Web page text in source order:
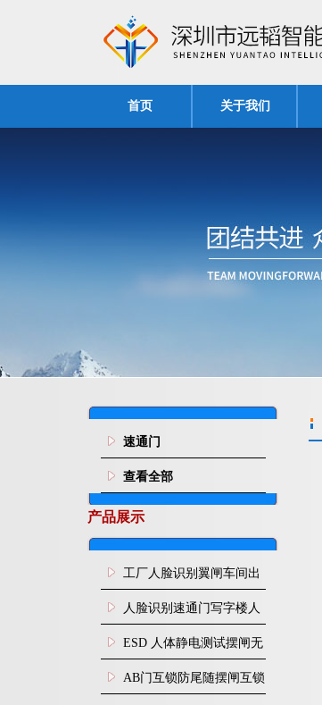
首页 关于我们
速通门
查看全部
产品展示
工厂人脸识别翼闸车间出
入口人行通道门禁
人脸识别速通门写字楼人
行通道闸门禁设备
ESD 人体静电测试摆闸无
尘车间防静电闸机
AB门互锁防尾随摆闸互锁